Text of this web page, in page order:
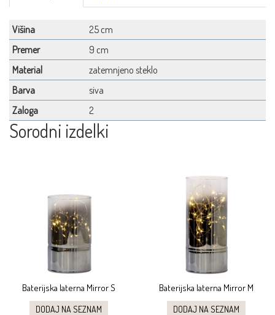
Višina
25 cm
Premer
9 cm
Material
zatemnjeno steklo
Barva
siva
Zaloga
2
Sorodni izdelki
Baterijska laterna Mirror S
DODAJ NA SEZNAM
Baterijska laterna Mirror M
DODAJ NA SEZNAM